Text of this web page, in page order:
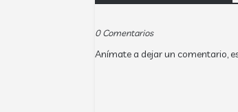
0 Comentarios
Anímate a dejar un comentario,